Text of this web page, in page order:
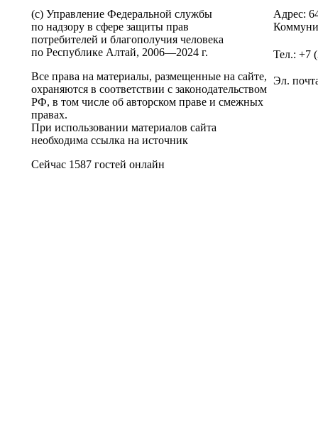
(c) Управление Федеральной службы
по надзору в сфере защиты прав
потребителей и благополучия человека
по Республике Алтай, 2006—2024 г.
Все права на материалы, размещенные на сайте,
охраняются в соответствии с законодательством
РФ, в том числе об авторском праве и смежных
правах.
При использовании материалов сайта
необходима ссылка на источник
Сейчас 1587 гостей онлайн
Адрес:
Тел.: +7
Эл.